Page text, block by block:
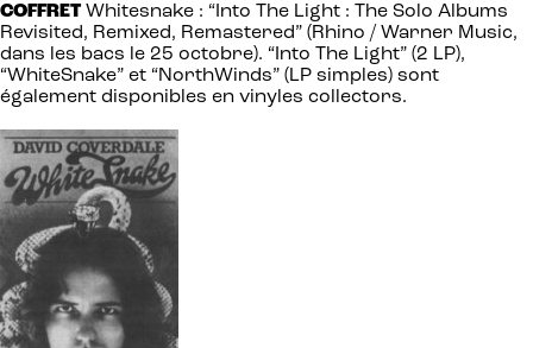
COFFRET Whitesnake : “Into The Light : The Solo Albums
Revisited, Remixed, Remastered” (Rhino / Warner Music,
dans les bacs le 25 octobre). “Into The Light” (2 LP),
“WhiteSnake” et “NorthWinds” (LP simples) sont
également disponibles en vinyles collectors.